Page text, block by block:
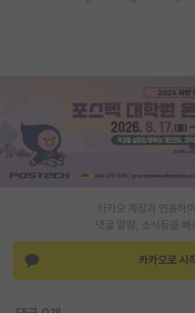
카카오 계정과 연동하
댓글 알람, 소식등을 빠
카카오로 시